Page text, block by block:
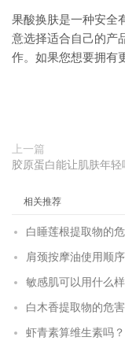
果酸换肤是一种安全
意选择适合自己的产
作。如果您想要拥有
上一篇
胶原蛋白能让肌肤年轻
相关推荐
白睡莲根提取物的
肩颈按摩油使用顺
敏感肌可以用什么
白木香提取物的危害
虾青素算维生素吗？